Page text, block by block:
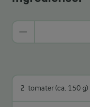
2 tomater (ca. 150 g)